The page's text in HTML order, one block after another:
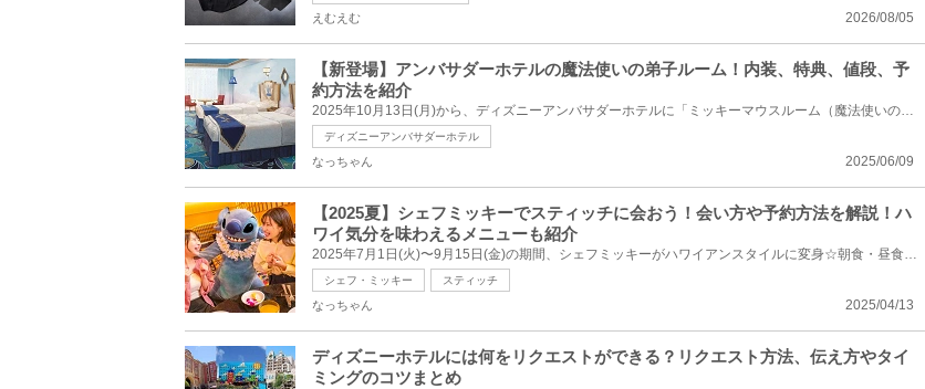
2026/08/05
えむえむ
【新登場】アンバサダーホテルの魔法使いの弟子ルーム！内装、特典、値段、予
約方法を紹介
2025年10月13日(月)から、ディズニーアンバサダーホテルに「ミッキーマウスルーム（魔法使いの弟子）」...
ディズニーアンバサダーホテル
2025/06/09
なっちゃん
【2025夏】シェフミッキーでスティッチに会おう！会い方や予約方法を解説！ハ
ワイ気分を味わえるメニューも紹介
2025年7月1日(火)〜9月15日(金)の期間、シェフミッキーがハワイアンスタイルに変身☆朝食・昼食・夕食の...
シェフ・ミッキー スティッチ
2025/04/13
なっちゃん
ディズニーホテルには何をリクエストができる？リクエスト方法、伝え方やタイ
ミングのコツまとめ